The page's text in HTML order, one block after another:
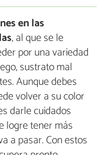
en las
, al que se le
por una variedad
sustrato mal
Aunque debes
volver a su color
darle cuidados
logre tener más
a pasar. Con estos